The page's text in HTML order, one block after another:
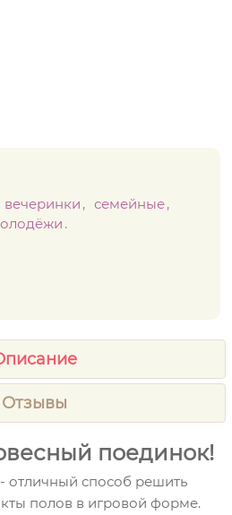
вечеринки
семейные
Отзывы
поединок!
- отличный способ решить
полов в игровой форме.